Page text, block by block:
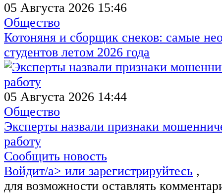
05 Августа 2026 15:46
Общество
Котоняня и сборщик снеков: самые
студентов летом 2026 года
05 Августа 2026 14:44
Общество
Эксперты назвали признаки
работу
Сообщить новость
Войдит/a> или зарегистрируйтесь ,
для возможности оставлять